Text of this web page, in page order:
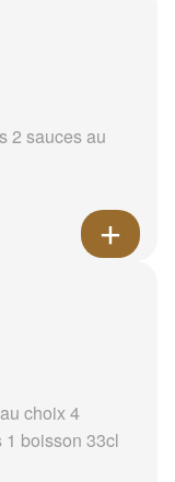
2 sauces au
choix 4
1 boisson 33cl